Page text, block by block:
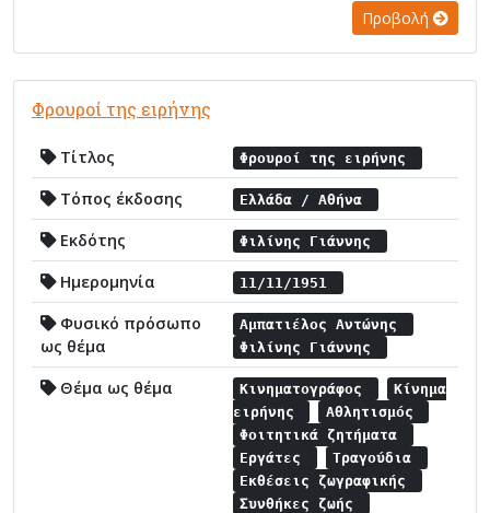
Προβολή
Φρουροί της ειρήνης
Τίτλος Φρουροί της ειρήνης
Τόπος έκδοσης Ελλάδα / Αθήνα
Εκδότης Φιλίνης Γιάννης
Ημερομηνία 11/11/1951
Φυσικό πρόσωπο
ως θέμα
Αμπατιέλος Αντώνης
Φιλίνης Γιάννης
Θέμα ως θέμα Κινηματογράφος
Κίνημα
ειρήνης
Αθλητισμός
Φοιτητικά ζητήματα
Εργάτες
Τραγούδια
Εκθέσεις ζωγραφικής
Συνθήκες ζωής